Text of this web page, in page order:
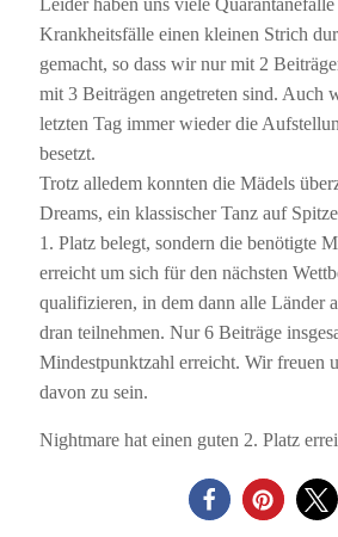
Krankheitsfälle einen kleinen Strich
gemacht, so dass wir nur mit 2
mit 3 Beiträgen angetreten sind. Auch
letzten Tag immer wieder die
besetzt.
Trotz alledem konnten die Mädels
Dreams, ein klassischer Tanz auf
1. Platz belegt, sondern die benötigte
erreicht um sich für den nächsten
qualifizieren, in dem dann alle Länder
dran teilnehmen. Nur 6 Beiträge
Mindestpunktzahl erreicht. Wir freuen
davon zu sein.
Nightmare hat einen guten 2. Platz